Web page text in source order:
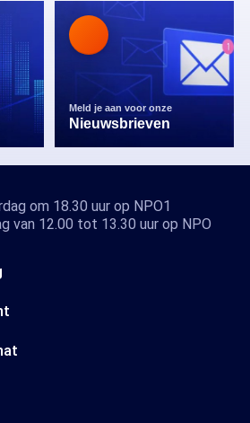
Meld je aan voor onze
Nieuwsbrieven
om 18.30 uur op NPO1
van 12.00 tot 13.30 uur op NPO